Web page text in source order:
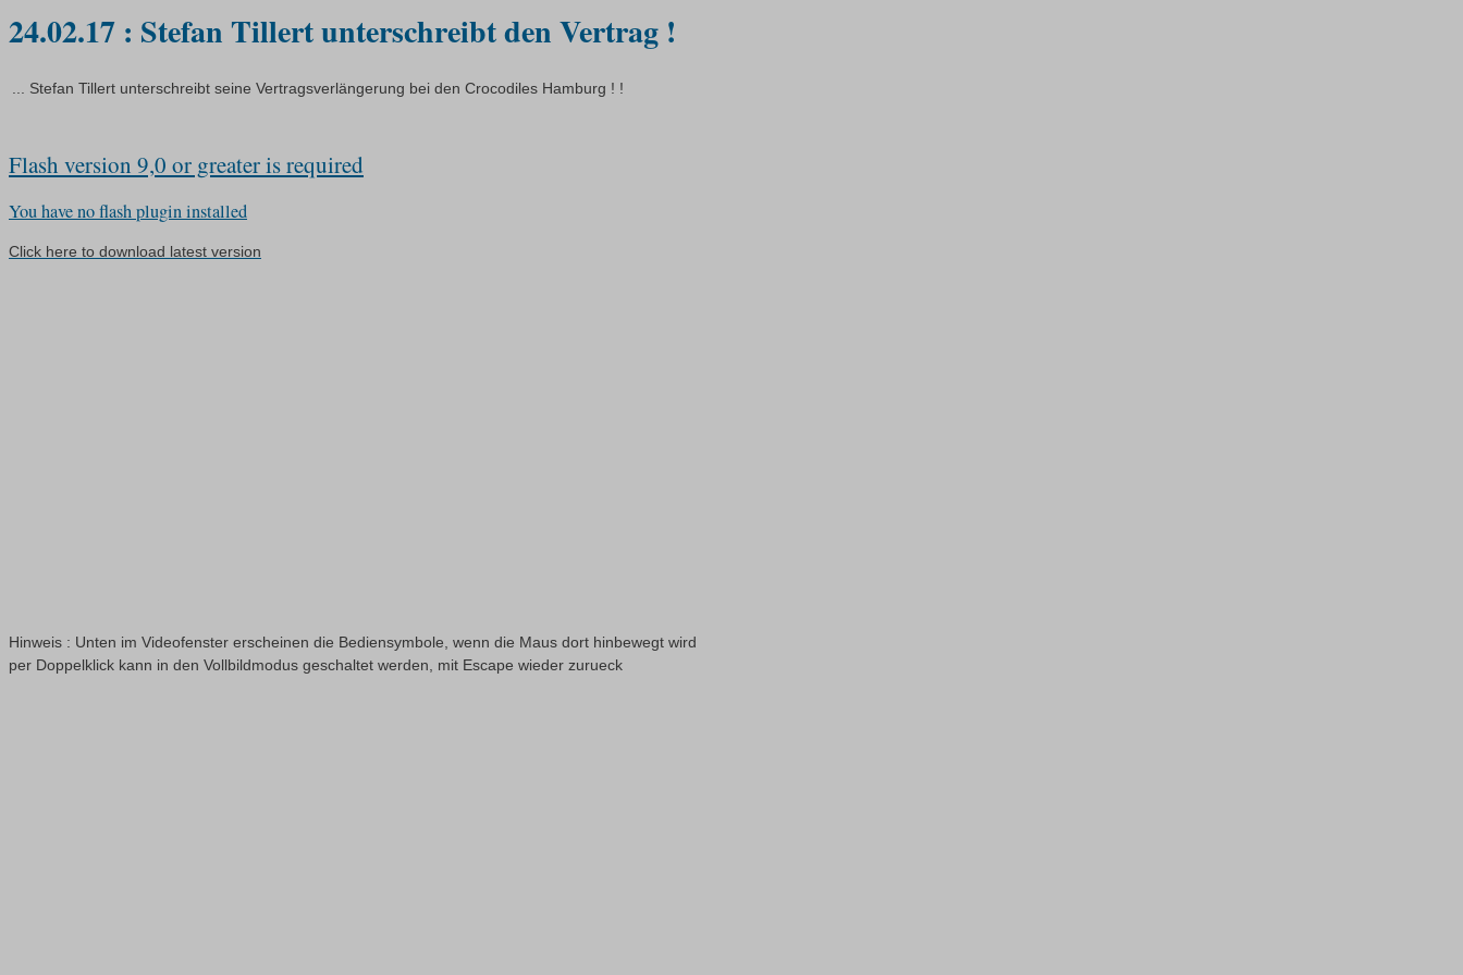
24.02.17 : Stefan Tillert unterschreibt den Vertrag !
... Stefan Tillert unterschreibt seine Vertragsverlängerung bei den Crocodiles Hamburg ! !
Flash version 9,0 or greater is required
You have no flash plugin installed
Click here to download latest version
Hinweis : Unten im Videofenster erscheinen die Bediensymbole, wenn die Maus dort hinbewegt wird
per Doppelklick kann in den Vollbildmodus geschaltet werden, mit Escape wieder zurueck